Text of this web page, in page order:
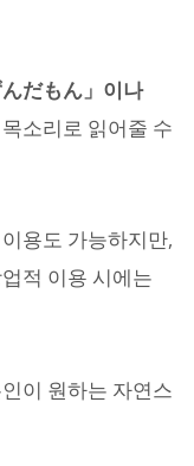
んだもん」이나
소리로 읽어줄 수
용도 가능하지만,
적 이용 시에는
이 원하는 자연스